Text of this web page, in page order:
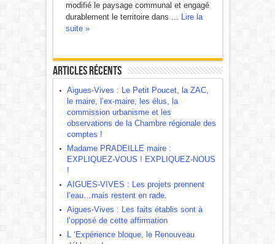
modifié le paysage communal et engagé
durablement le territoire dans ... Lire la
suite »
Articles récents
Aigues-Vives : Le Petit Poucet, la ZAC,
le maire, l’ex-maire, les élus, la
commission urbanisme et les
observations de la Chambre régionale des
comptes !
Madame PRADEILLE maire :
EXPLIQUEZ-VOUS ! EXPLIQUEZ-NOUS
!
AIGUES-VIVES : Les projets prennent
l’eau…mais restent en rade.
Aigues-Vives : Les faits établis sont à
l’opposé de cette affirmation
L ‘Expérience bloque, le Renouveau